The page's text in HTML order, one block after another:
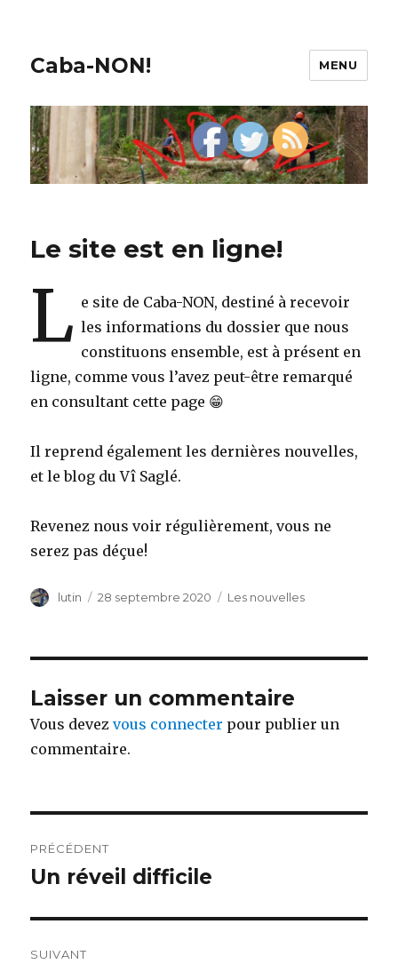
Caba-NON! MENU
Le site est en ligne!
L e site de Caba-NON, destiné à recevoir
les informations du dossier que nous
constituons ensemble, est à présent en
ligne, comme vous l’avez peut-être remarqué
en consultant cette page 😁
Il reprend également les dernières nouvelles,
et le blog du Vî Saglé.
Revenez nous voir régulièrement, vous ne
serez pas déçue!
Auteur
lutin
Publié
28 septembre 2020 Catégories
Les nouvelles
Laisser un commentaire
Vous devezvous connecter pour publier un
commentaire.
de
PRÉCÉDENT
Publication
Un réveil difficile
SUIVANT